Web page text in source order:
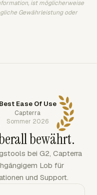
ist möglicherweise
Gewährleistung oder
Best Ease Of Use
Capterra
Sommer 2026
bewährt.
bei G2, Capterra
Lob für
und Support.